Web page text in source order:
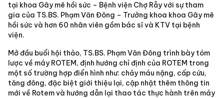
tại khoa Gây mê hồi sức – Bệnh viện Chợ Rẫy với sự tham
gia của TS.BS. Phạm Văn Đông – Trưởng khoa khoa Gây mê
hồi sức và hơn 60 nhân viên gồm bác sĩ và KTV tại bệnh
viện.
Mở đầu buổi hội thảo, TS.BS. Phạm Văn Đông trình bày tóm
lược về máy ROTEM, định hướng chỉ định của ROTEM trong
một số trường hợp điển hình như: chảy máu nặng, cấp cứu,
tăng đông, đặc biệt giới thiệu lại, cập nhật thêm thông tin
mới về Rotem và hướng dẫn lại thao tác thực hành trên máy